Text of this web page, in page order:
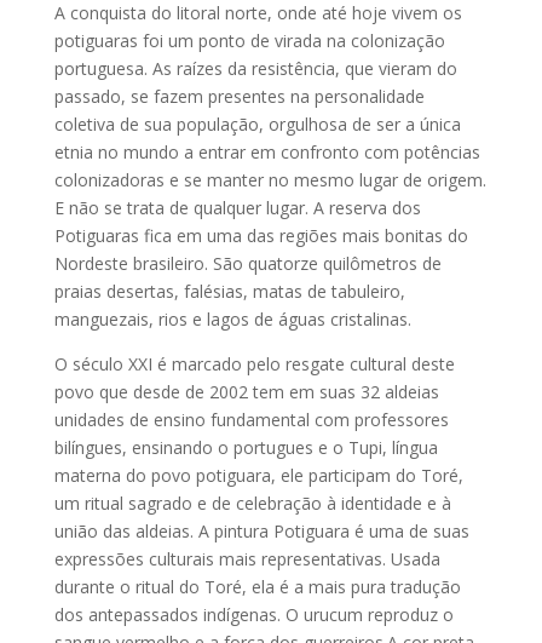
A conquista do litoral norte, onde até hoje vivem os
potiguaras foi um ponto de virada na colonização
portuguesa. As raízes da resistência, que vieram do
passado, se fazem presentes na personalidade
coletiva de sua população, orgulhosa de ser a única
etnia no mundo a entrar em confronto com potências
colonizadoras e se manter no mesmo lugar de origem.
E não se trata de qualquer lugar. A reserva dos
Potiguaras fica em uma das regiões mais bonitas do
Nordeste brasileiro. São quatorze quilômetros de
praias desertas, falésias, matas de tabuleiro,
manguezais, rios e lagos de águas cristalinas.
O século XXI é marcado pelo resgate cultural deste
povo que desde de 2002 tem em suas 32 aldeias
unidades de ensino fundamental com professores
bilíngues, ensinando o portugues e o Tupi, língua
materna do povo potiguara, ele participam do Toré,
um ritual sagrado e de celebração à identidade e à
união das aldeias. A pintura Potiguara é uma de suas
expressões culturais mais representativas. Usada
durante o ritual do Toré, ela é a mais pura tradução
dos antepassados indígenas. O urucum reproduz o